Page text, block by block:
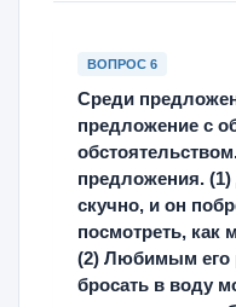
ВОПРОС 6
Среди
предложение с
предложения.
скучно, и он
посмотреть, как
(2) Любимым его
бросать в воду